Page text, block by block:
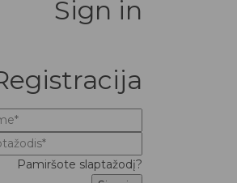
Sign in
Pamiršote slaptažodį?